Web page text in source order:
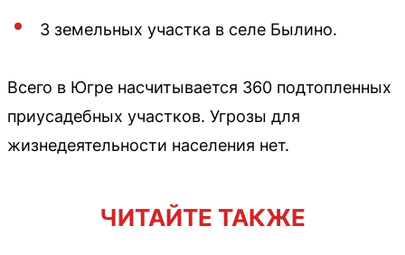
3 земельных участка в селе Былино.
Всего в Югре насчитывается 360 подтопленных
приусадебных участков. Угрозы для
жизнедеятельности населения нет.
ЧИТАЙТЕ ТАКЖЕ